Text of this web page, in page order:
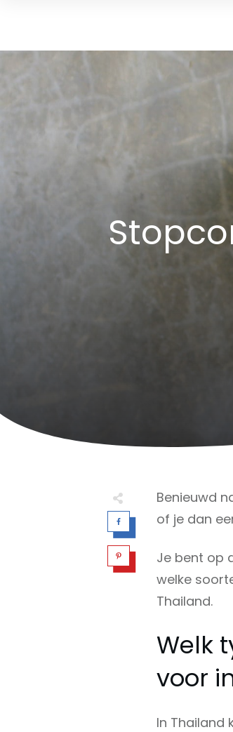
Benieuwd
of je dan
Je bent op
welke
Thailand.
Welk
voor
In Thailand